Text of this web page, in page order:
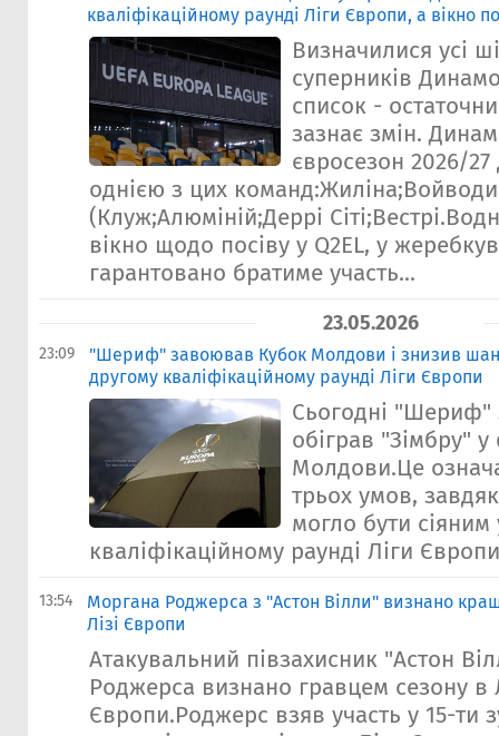
кваліфікаційному раунді Ліги Європи, а вікно
Визначилися усі
суперників
список -
зазнає змін.
євросезон 2026/
однією з цих
(Клуж;Алюміній;Деррі
вікно щодо посіву у Q2EL, у
гарантовано братиме участь...
23.05.2026
23:09
"Шериф" завоював Кубок Молдови і знизив
другому кваліфікаційному раунді Ліги Європи
Сьогодні "Шериф"
обіграв "Зімбру" у
Молдови.Це
трьох умов,
могло бути сіяним
кваліфікаційному раунді Ліги
13:54
Моргана Роджерса з "Астон Вілли" визнано
Лізі Європи
Атакувальний півзахисник "Астон
Роджерса визнано гравцем сезону в
Європи.Роджерс взяв участь у 15-ти